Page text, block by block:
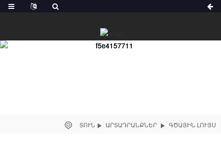
ՏՈՒՆ ԱՐՏԱԴՐԱՆՔՆԵՐ ԳԾԱՅԻՆ ԼՈՒՅՍ